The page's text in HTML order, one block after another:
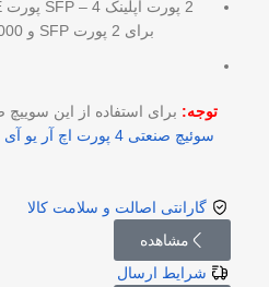
برای 2 پورت SFP و 10/100/1000 برای 4 پورت دیگر
توجه: برای استفاده از این سوییچ
سوئیچ صنعتی 4 پورت اچ آر یو آی (HRUI) مدل 52120
گارانتی اصالت و سلامت کالا
مشاهده
شرایط ارسال